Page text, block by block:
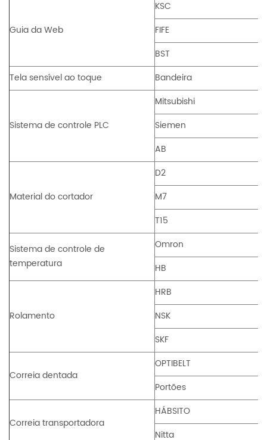
Guia da Web
KSC
FIFE
BST
Tela sensível ao toque
Bandeira
Sistema de controle PLC
Mitsubishi
Siemen
AB
Material do cortador
D2
M7
T15
Sistema de controle de
temperatura
Omron
HB
Rolamento
HRB
NSK
SKF
Correia dentada
OPTIBELT
Portões
Correia transportadora
HÁBSITO
Nitta